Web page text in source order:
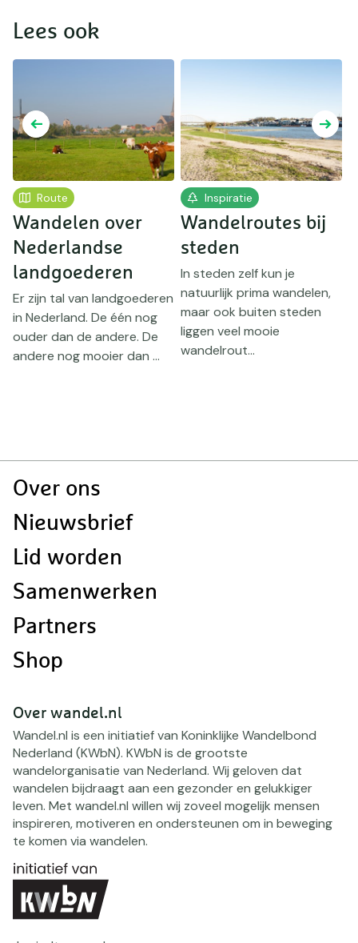
Lees ook
Route
Wandelen over
Nederlandse
landgoederen
Er zijn tal van landgoederen
in Nederland. De één nog
ouder dan de andere. De
andere nog mooier dan ...
Inspiratie
Wandelroutes bij
steden
In steden zelf kun je
natuurlijk prima wandelen,
maar ook buiten steden
liggen veel mooie
wandelrout...
Doormat
Over ons
Nieuwsbrief
Lid worden
Samenwerken
Partners
Shop
Over wandel.nl
Wandel.nl is een initiatief van Koninklijke Wandelbond
Nederland (KWbN). KWbN is de grootste
wandelorganisatie van Nederland. Wij geloven dat
wandelen bijdraagt aan een gezonder en gelukkiger
leven. Met wandel.nl willen wij zoveel mogelijk mensen
inspireren, motiveren en ondersteunen om in beweging
te komen via wandelen.